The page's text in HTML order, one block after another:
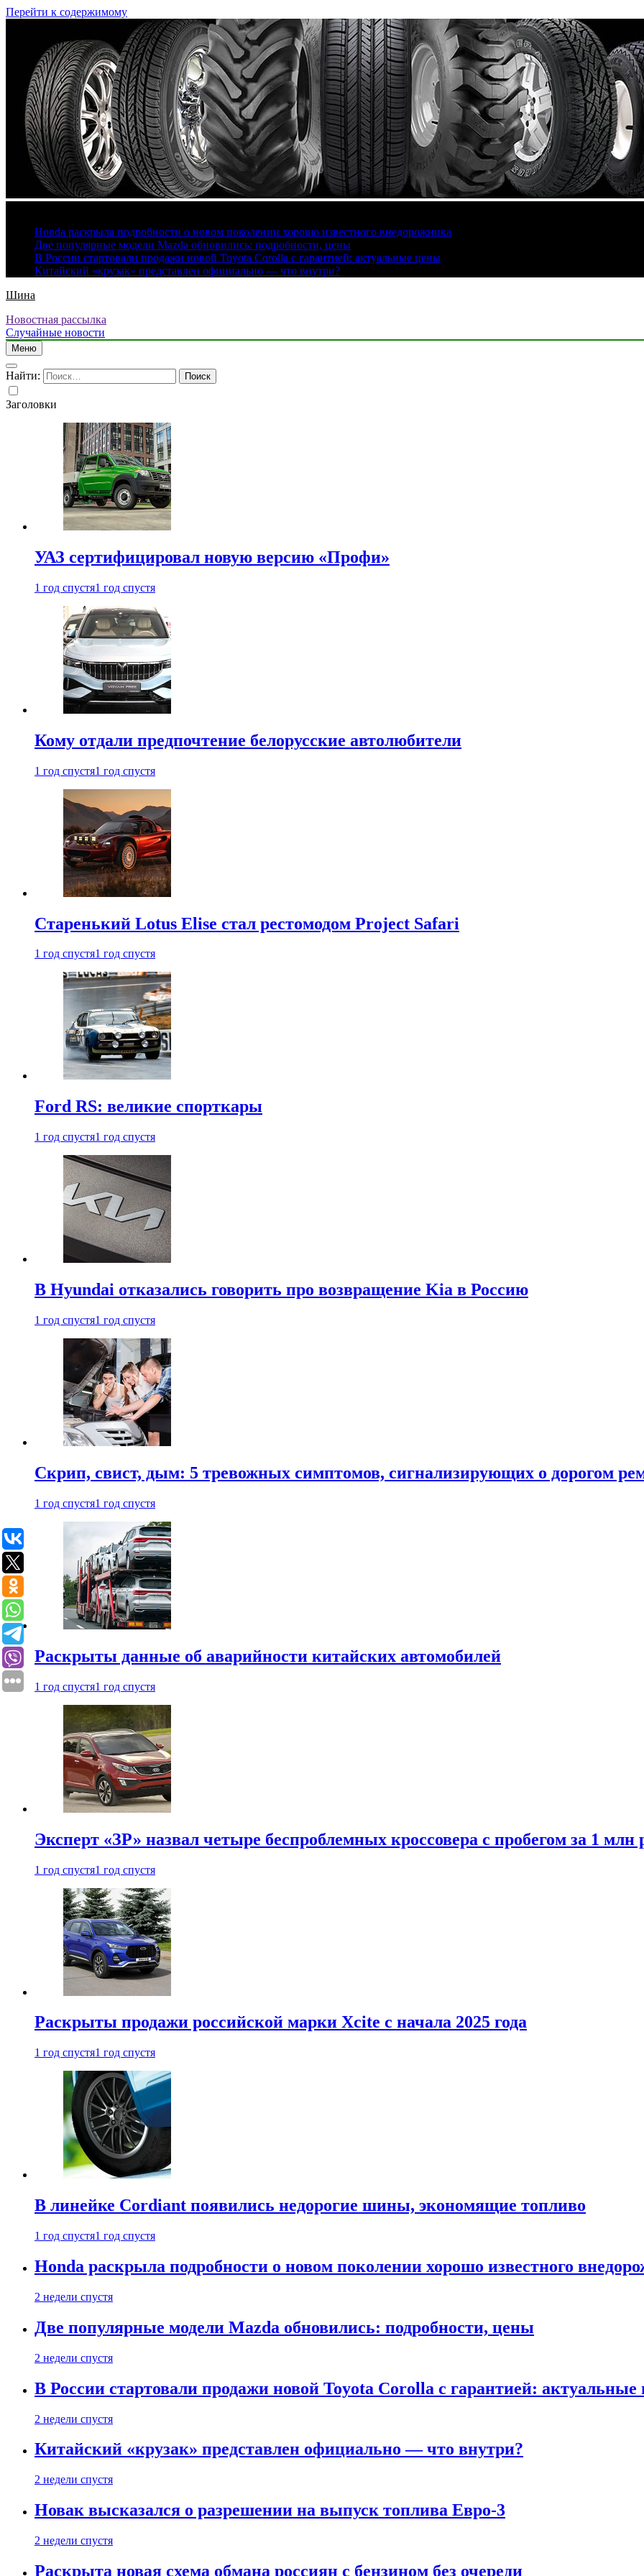
Перейти к содержимому
Honda раскрыла подробности о новом поколении хорошо известного внедорожника
Две популярные модели Mazda обновились: подробности, цены
В России стартовали продажи новой Toyota Corolla с гарантией: актуальные цены
Китайский «крузак» представлен официально — что внутри?
Шина
Новостная рассылка
Случайные новости
Меню
Найти:
Заголовки
УАЗ сертифицировал новую версию «Профи»
1 год спустя1 год спустя
Кому отдали предпочтение белорусские автолюбители
1 год спустя1 год спустя
Старенький Lotus Elise стал рестомодом Project Safari
1 год спустя1 год спустя
Ford RS: великие спорткары
1 год спустя1 год спустя
В Hyundai отказались говорить про возвращение Kia в Россию
1 год спустя1 год спустя
Скрип, свист, дым: 5 тревожных симптомов, сигнализирующих о дорогом
1 год спустя1 год спустя
Раскрыты данные об аварийности китайских автомобилей
1 год спустя1 год спустя
Эксперт «ЗР» назвал четыре беспроблемных кроссовера с пробегом за 1 млн
1 год спустя1 год спустя
Раскрыты продажи российской марки Xcite с начала 2025 года
1 год спустя1 год спустя
В линейке Cordiant появились недорогие шины, экономящие топливо
1 год спустя1 год спустя
Honda раскрыла подробности о новом поколении хорошо известного
2 недели спустя
Две популярные модели Mazda обновились: подробности, цены
2 недели спустя
В России стартовали продажи новой Toyota Corolla с гарантией:
2 недели спустя
Китайский «крузак» представлен официально — что внутри?
2 недели спустя
Новак высказался о разрешении на выпуск топлива Евро-3
2 недели спустя
Раскрыта новая схема обмана россиян с бензином без очереди